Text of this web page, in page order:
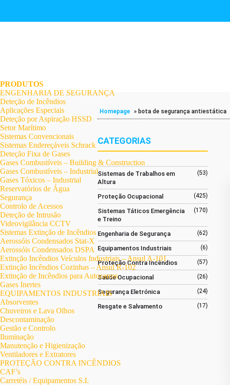
PRODUTOS
ENGENHARIA DE SEGURANÇA
Deteção de Incêndios
Aplicações Especiais
Deteção por Aspiração HSSD
Setor Marítimo
Sistemas Convencionais
Sistemas Endereçáveis Schrack
Deteção Fixa de Gases
Gases Combustíveis – Building & Construction
Gases Combustíveis – Industrial
Gases Tóxicos – Industrial
Reservatórios de Água
Segurança
Controlo de Acessos
Deteção de Intrusão
Videovigilância CCTV
Sistemas Extinção de Incêndios
Aerossóis Condensados Stat-X
Aerossóis Condensados DSPA
Extinção Incêndios Veículos Industriais – Ansul A-101
Extinção Incêndios Cozinhas – Ansul R-102
Extinção de Incêndios para Autocarros
Gases Inertes
EQUIPAMENTOS INDUSTRIAIS
Absorventes
Chuveiros e Lava Olhos
Descontaminação
Gestão e Controlo
Iluminação
Manutenção e Higienização
Ventiladores e Extratores
PROTEÇÃO CONTRA INCÊNDIOS
CAF’s
Carretéis / Equipamentos S.I.
Homepage » bota de segurança antiestática
CATEGORIAS
Sistemas de Trabalhos em
Altura
(53)
Proteção Ocupacional (425)
Sistemas Táticos Emergência
e Treino
(170)
Engenharia de Segurança (62)
Equipamentos Industriais (6)
Proteção Contra Incêndios (57)
Saúde Ocupacional (26)
Segurança Eletrónica (24)
Resgate e Salvamento (17)